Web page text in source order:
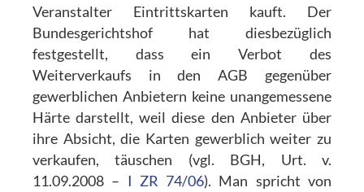
Veranstalter Eintrittskarten kauft. Der
Bundesgerichtshof hat diesbezüglich
festgestellt, dass ein Verbot des
Weiterverkaufs in den AGB gegenüber
gewerblichen Anbietern keine unangemessene
Härte darstellt, weil diese den Anbieter über
ihre Absicht, die Karten gewerblich weiter zu
verkaufen, täuschen (vgl. BGH, Urt. v.
11.09.2008 – I ZR 74/06). Man spricht von